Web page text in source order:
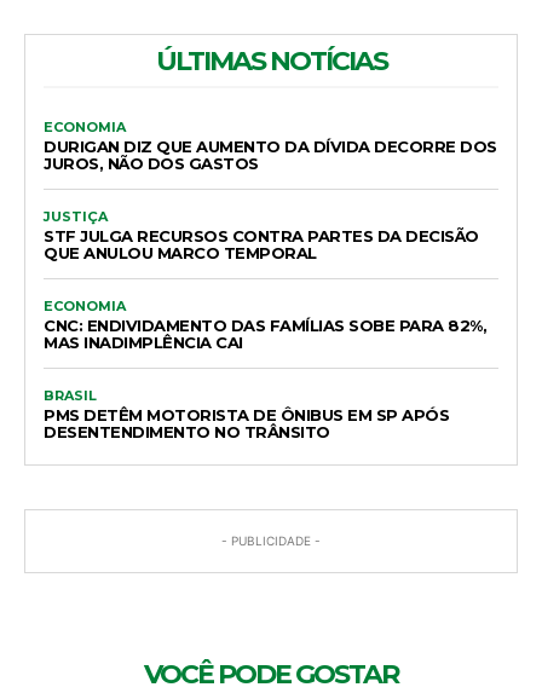
ÚLTIMAS NOTÍCIAS
ECONOMIA
DURIGAN DIZ QUE AUMENTO DA DÍVIDA DECORRE DOS
JUROS, NÃO DOS GASTOS
JUSTIÇA
STF JULGA RECURSOS CONTRA PARTES DA DECISÃO
QUE ANULOU MARCO TEMPORAL
ECONOMIA
CNC: ENDIVIDAMENTO DAS FAMÍLIAS SOBE PARA 82%,
MAS INADIMPLÊNCIA CAI
BRASIL
PMS DETÊM MOTORISTA DE ÔNIBUS EM SP APÓS
DESENTENDIMENTO NO TRÂNSITO
- PUBLICIDADE -
VOCÊ PODE GOSTAR